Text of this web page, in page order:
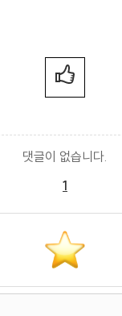
댓글이 없습니다.
1